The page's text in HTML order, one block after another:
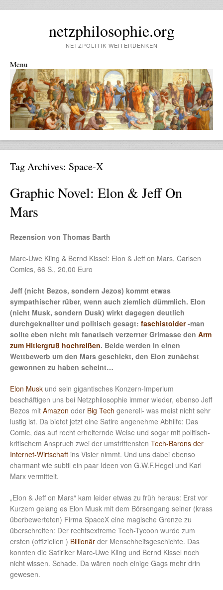
netzphilosophie.org
NETZPOLITIK WEITERDENKEN
Menu
Skip to content
Tag Archives: Space-X
Graphic Novel: Elon & Jeff On
Mars
Rezension von Thomas Barth
Marc-Uwe Kling & Bernd Kissel: Elon & Jeff on Mars, Carlsen
Comics, 66 S., 20,00 Euro
Jeff (nicht Bezos, sondern Jezos) kommt etwas
sympathischer rüber, wenn auch ziemlich dümmlich. Elon
(nicht Musk, sondern Dusk) wirkt dagegen deutlich
durchgeknallter und politisch gesagt: faschistoider-man
sollte eben nicht mit fanatisch verzerrter Grimasse den Arm
zum Hitlergruß hochreißen. Beide werden in einen
Wettbewerb um den Mars geschickt, den Elon zunächst
gewonnen zu haben scheint…
Elon Musk und sein gigantisches Konzern-Imperium
beschäftigen uns bei Netzphilosophie immer wieder, ebenso Jeff
Bezos mit Amazon oder Big Tech generell- was meist nicht sehr
lustig ist. Da bietet jetzt eine Satire angenehme Abhilfe: Das
Comic, das auf recht erheiternde Weise und sogar mit politisch-
kritischem Anspruch zwei der umstrittensten Tech-Barons der
Internet-Wirtschaft ins Visier nimmt. Und uns dabei ebenso
charmant wie subtil ein paar Ideen von G.W.F.Hegel und Karl
Marx vermittelt.
„Elon & Jeff on Mars“ kam leider etwas zu früh heraus: Erst vor
Kurzem gelang es Elon Musk mit dem Börsengang seiner (krass
überbewerteten) Firma SpaceX eine magische Grenze zu
überschreiten: Der rechtsextreme Tech-Tycoon wurde zum
ersten (offiziellen ) Billionär der Menschheitsgeschichte. Das
konnten die Satiriker Marc-Uwe Kling und Bernd Kissel noch
nicht wissen. Schade. Da wären noch einige Gags mehr drin
gewesen.